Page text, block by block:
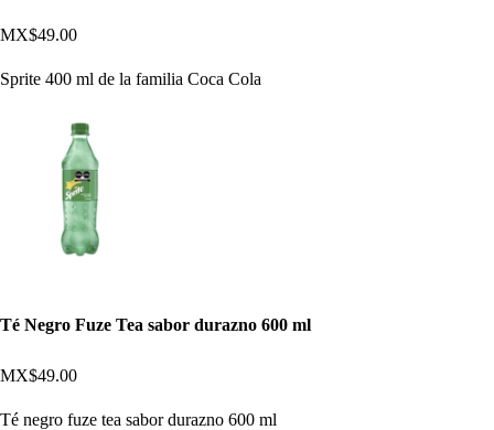
MX$49.00
Sprite 400 ml de la familia Coca Cola
Té Negro Fuze Tea sabor durazno 600 ml
MX$49.00
Té negro fuze tea sabor durazno 600 ml